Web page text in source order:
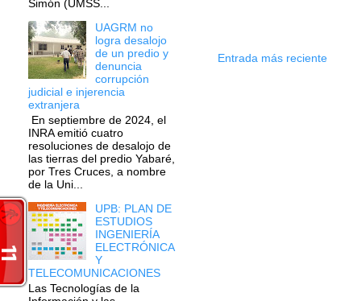
Entrada más reciente
Simón (UMSS...
UAGRM no
logra desalojo
de un predio y
denuncia
corrupción
judicial e injerencia
extranjera
En septiembre de 2024, el
INRA emitió cuatro
resoluciones de desalojo de
las tierras del predio Yabaré,
por Tres Cruces, a nombre
de la Uni...
UPB: PLAN DE
ESTUDIOS
INGENIERÍA
ELECTRÓNICA
Y
TELECOMUNICACIONES
Las Tecnologías de la